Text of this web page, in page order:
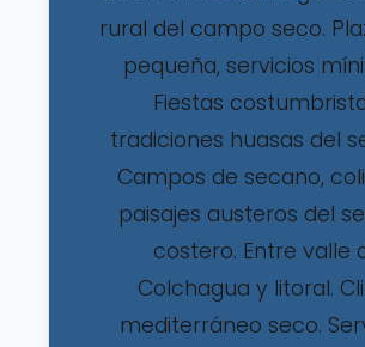
rural del campo seco.
pequeña, servicios
Fiestas
tradiciones huasas del
Campos de secano,
paisajes austeros del
costero. Entre valle
Colchagua y litoral.
mediterráneo seco.